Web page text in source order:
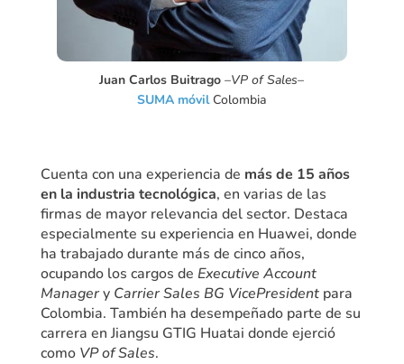
Juan Carlos Buitrago –VP of Sales–
SUMA móvilColombia
Cuenta con una experiencia de más de 15 años
en la industria tecnológica, en varias de las
firmas de mayor relevancia del sector. Destaca
especialmente su experiencia en Huawei, donde
ha trabajado durante más de cinco años,
ocupando los cargos de Executive Account
Managery Carrier Sales BG VicePresidentpara
Colombia. También ha desempeñado parte de su
carrera en Jiangsu GTIG Huatai donde ejerció
como VP of Sales.